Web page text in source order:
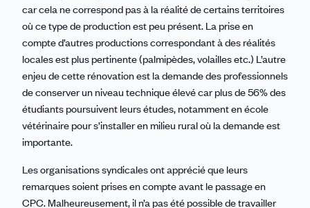
car cela ne correspond pas à la réalité de certains territoires
où ce type de production est peu présent. La prise en
compte d’autres productions correspondant à des réalités
locales est plus pertinente (palmipèdes, volailles etc.) L’autre
enjeu de cette rénovation est la demande des professionnels
de conserver un niveau technique élevé car plus de 56% des
étudiants poursuivent leurs études, notamment en école
vétérinaire pour s’installer en milieu rural où la demande est
importante.
Les organisations syndicales ont apprécié que leurs
remarques soient prises en compte avant le passage en
CPC. Malheureusement, il n’a pas été possible de travailler